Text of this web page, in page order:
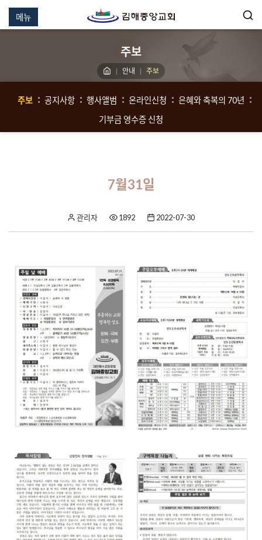
메뉴
주보
안내 주보
주보 공지사항 행사앨범 온라인신청
은혜와 축복의 70년
기부금 영수증 신청
7월31일
관리자 1892 2022-07-30